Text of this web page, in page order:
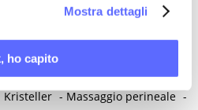
Mostra dettagli
ho capito
Malattie infiammatorie intestinali
- Malattie reumatiche
-Malnutrizione -
Kristeller - Massaggio perineale -